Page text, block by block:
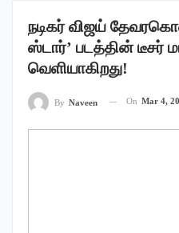
நடிகர் விஜய்
ஸ்டார்’ படத்தின் டீசர்
வெளியாகிறது!
By Naveen On Mar 4,